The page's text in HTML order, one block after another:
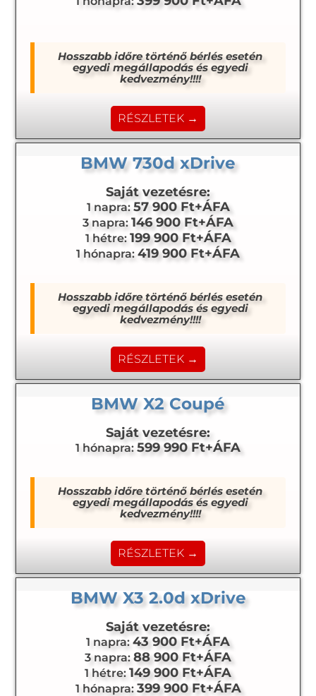
Hosszabb időre történő bérlés esetén
egyedi megállapodás és egyedi
kedvezmény!!!!
RÉSZLETEK →
BMW 730d xDrive
Saját vezetésre:
1 napra: 57 900 Ft+ÁFA
3 napra: 146 900 Ft+ÁFA
1 hétre: 199 900 Ft+ÁFA
1 hónapra: 419 900 Ft+ÁFA
Hosszabb időre történő bérlés esetén
egyedi megállapodás és egyedi
kedvezmény!!!!
RÉSZLETEK →
BMW X2 Coupé
Saját vezetésre:
1 hónapra: 599 990 Ft+ÁFA
Hosszabb időre történő bérlés esetén
egyedi megállapodás és egyedi
kedvezmény!!!!
RÉSZLETEK →
BMW X3 2.0d xDrive
Saját vezetésre:
1 napra: 43 900 Ft+ÁFA
3 napra: 88 900 Ft+ÁFA
1 hétre: 149 900 Ft+ÁFA
1 hónapra: 399 900 Ft+ÁFA